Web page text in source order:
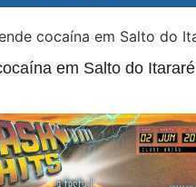
em Salto do Itararé